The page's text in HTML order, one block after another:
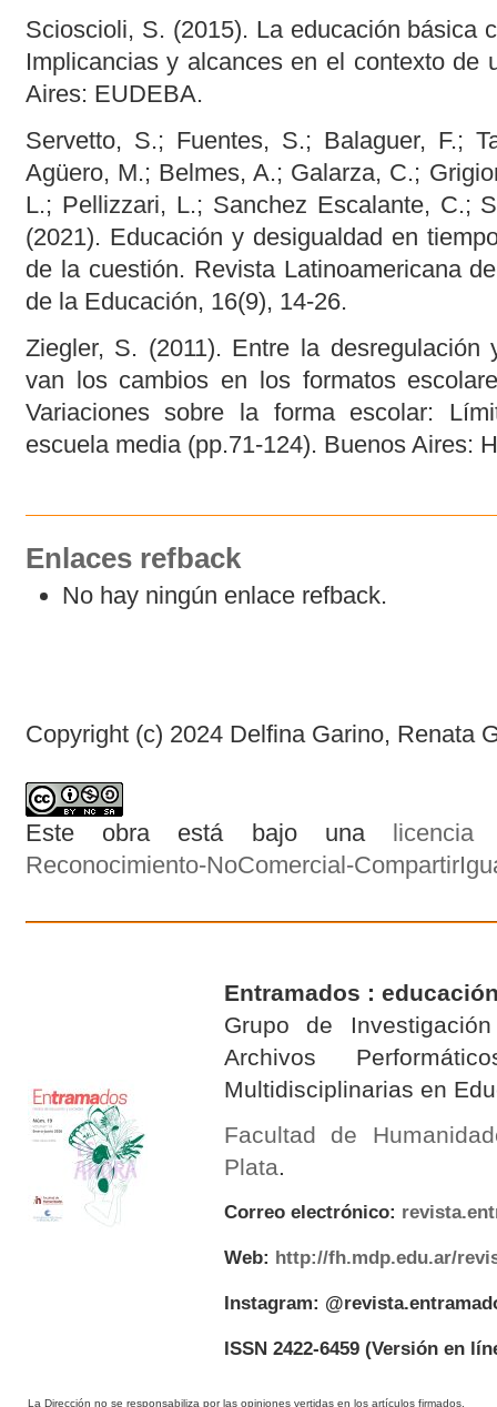
Scioscioli, S. (2015). La educación básica
Implicancias y alcances en el contexto de
Aires: EUDEBA.
Servetto, S.; Fuentes, S.; Balaguer, F.;
Agüero, M.; Belmes, A.; Galarza, C.;
L.; Pellizzari, L.; Sanchez Escalante, C.;
(2021). Educación y desigualdad en
de la cuestión. Revista Latinoamericana
de la Educación, 16(9), 14-26.
Ziegler, S. (2011). Entre la
van los cambios en los formatos
Variaciones sobre la forma escolar:
escuela media (pp.71-124). Buenos Aires:
Enlaces refback
No hay ningún enlace refback.
Copyright (c) 2024 Delfina Garino, Renata
Este obra está bajo una
Reconocimiento-NoComercial-
Entramados :
Grupo de
Archivos
Multidisciplinarias en
Facultad de
Plata.
Correo electrónico:
Web: http://fh.mdp.edu.ar/
Instagram:
ISSN 2422-6459(Versión en
La Dirección no se responsabiliza por las opiniones vertidas en los artículos firmados.